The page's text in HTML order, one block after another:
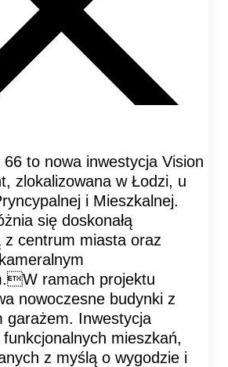
66 to nowa inwestycja Vision
zlokalizowana w Łodzi, u
i Mieszkalnej.
się doskonałą
z centrum miasta oraz
ramach projektu
nowoczesne budynki z
garażem. Inwestycja
mieszkań,
z myślą o wygodzie i